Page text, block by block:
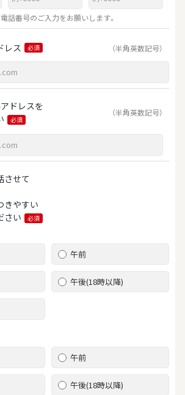
話番号のご入力をお願いします。
レス 必須 （半角英数記号）
ドレスを
必須
（半角英数記号）
させて
きやすい
さい
必須
午前
午後(18時以降)
午前
午後(18時以降)